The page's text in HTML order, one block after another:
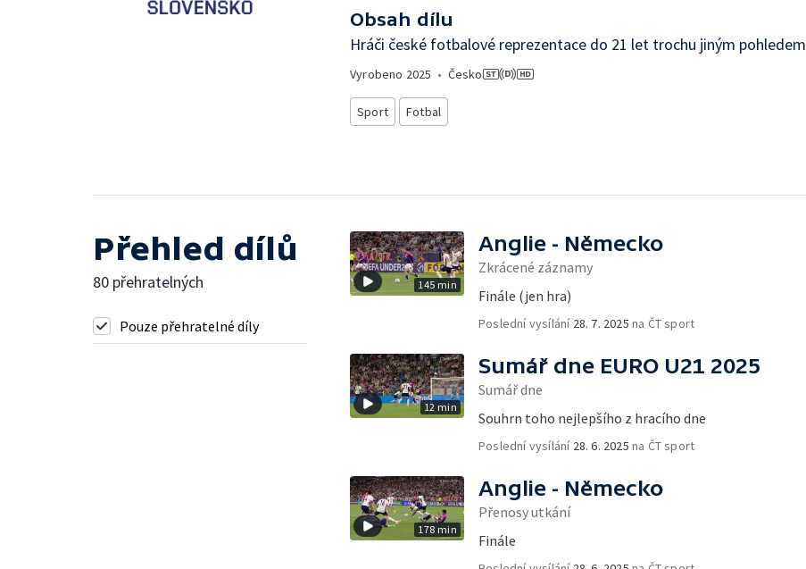
Obsah dílu
Hráči české fotbalové reprezentace do 21 let trochu jiným pohledem
Vyrobeno 2025 • Česko
Sport Fotbal
Přehled dílů
80 přehratelných
Pouze přehratelné díly
145 min
Anglie - Německo
Zkrácené záznamy
Finále (jen hra)
Poslední vysílání 28. 7. 2025 na ČT sport
12 min
Sumář dne EURO U21 2025
Sumář dne
Souhrn toho nejlepšího z hracího dne
Poslední vysílání 28. 6. 2025 na ČT sport
178 min
Anglie - Německo
Přenosy utkání
Finále